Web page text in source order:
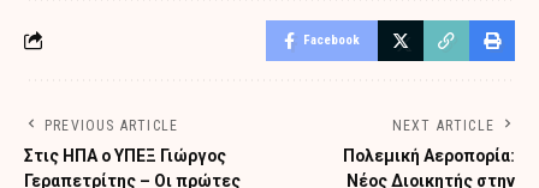
Facebook
PREVIOUS ARTICLE
Στις ΗΠΑ ο ΥΠΕΞ Γιώργος
Γεραπετρίτης – Οι πρώτες
NEXT ARTICLE
Πολεμική Αεροπορία:
Νέος Διοικητής στην